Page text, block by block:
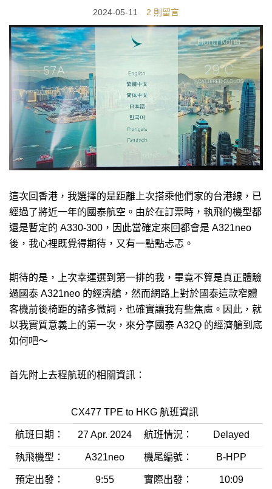
2024-05-11 2 則留言
這次回香港，我選擇的是距離上次搭乘他們家的台港線，已
經過了將近一年的國泰航空。由於在訂票時，執飛的機型都
還是暫定的 A330-300，因此當確定來回都會是 A321neo
後，我心裡既覺得期待，又有一點點忐忑。
期待的是，上次幸運選到第一排的我，畢竟不算是真正體驗
過國泰 A321neo 的經濟艙，然而網路上對於國泰這款窄體
客機前後椅距的諸多微詞，也確實讓我有些焦慮。因此，就
以我實質意義上的第一次，來分享國泰 A32Q 的經濟艙到底
如何吧～
首先附上去程航班的相關資訊：
CX477 TPE to HKG 航班資訊
航班日期： 27 Apr. 2024 航班情況： Delayed
執飛機型： A321neo 機尾編號： B-HPP
預定出發： 9:55 實際出發： 10:09